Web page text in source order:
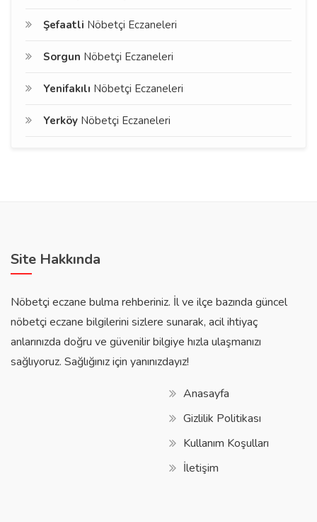
Şefaatli Nöbetçi Eczaneleri
Sorgun Nöbetçi Eczaneleri
Yenifakılı Nöbetçi Eczaneleri
Yerköy Nöbetçi Eczaneleri
Site Hakkında
Nöbetçi eczane bulma rehberiniz. İl ve ilçe bazında güncel
nöbetçi eczane bilgilerini sizlere sunarak, acil ihtiyaç
anlarınızda doğru ve güvenilir bilgiye hızla ulaşmanızı
sağlıyoruz. Sağlığınız için yanınızdayız!
Anasayfa
Gizlilik Politikası
Kullanım Koşulları
İletişim